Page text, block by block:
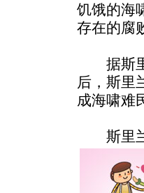
饥饿的海
存在的腐
据斯里
后，斯里
成海啸难
斯里兰